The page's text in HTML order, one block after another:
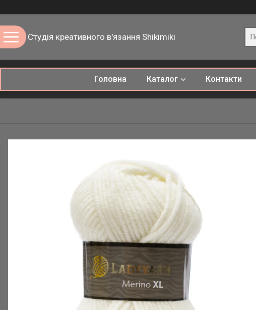
Студія креативного в'язання Shikimiki
Головна Каталог Контакти